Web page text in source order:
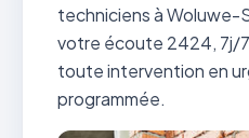
techniciens à Woluwe-
votre écoute 2424, 7j/
toute intervention en
programmée.